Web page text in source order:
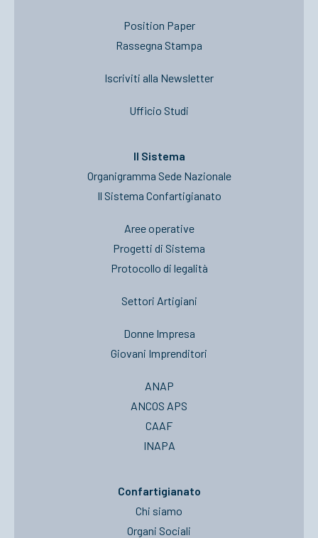
Position Paper
Rassegna Stampa
Iscriviti alla Newsletter
Ufficio Studi
Il Sistema
Organigramma Sede Nazionale
Il Sistema Confartigianato
Aree operative
Progetti di Sistema
Protocollo di legalità
Settori Artigiani
Donne Impresa
Giovani Imprenditori
ANAP
ANCOS APS
CAAF
INAPA
Confartigianato
Chi siamo
Organi Sociali